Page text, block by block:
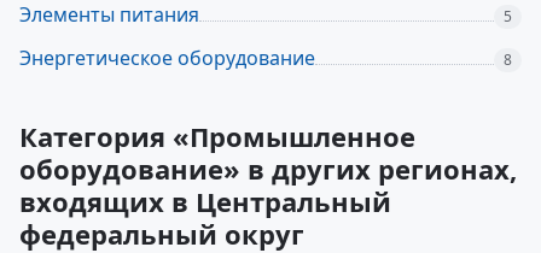
Элементы питания 5
Энергетическое оборудование 8
Категория «Промышленное
оборудование» в других регионах,
входящих в Центральный
федеральный округ